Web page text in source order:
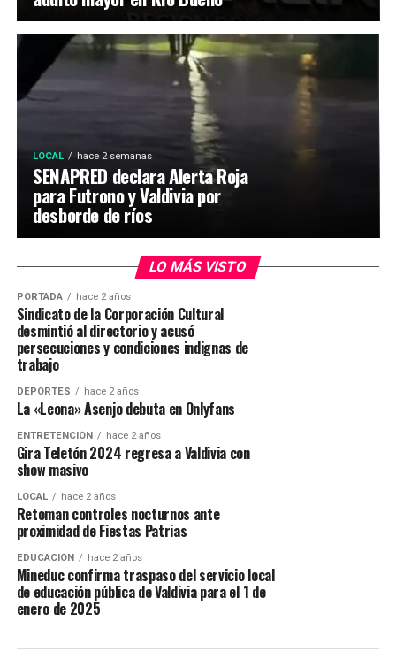
LOCAL hace 2 semanas
SENAPRED declara Alerta Roja
para Futrono y Valdivia por
desborde de ríos
LO MÁS VISTO
PORTADA hace 2 años
Sindicato de la Corporación Cultural
desmintió al directorio y acusó
persecuciones y condiciones indignas de
trabajo
DEPORTES hace 2 años
La «Leona» Asenjo debuta en Onlyfans
ENTRETENCIÓN hace 2 años
Gira Teletón 2024 regresa a Valdivia con
show masivo
LOCAL hace 2 años
Retoman controles nocturnos ante
proximidad de Fiestas Patrias
EDUCACIÓN hace 2 años
Mineduc confirma traspaso del servicio local
de educación pública de Valdivia para el 1 de
enero de 2025